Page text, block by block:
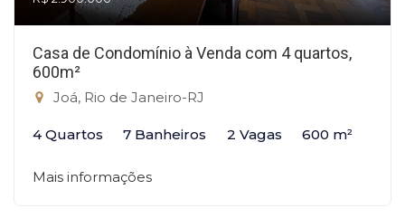
Casa de Condomínio à Venda com 4 quartos,
600m²
Joá, Rio de Janeiro-RJ
4 Quartos 7 Banheiros 2 Vagas 600 m²
Mais informações